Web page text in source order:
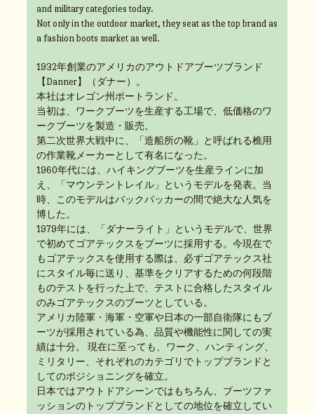
and military categories today.
Not only in the outdoor market, they seat as the top brand as
a fashion boots market as well.
1932年創業のアメリカのアウトドアブーツブランド
【Danner】（ダナー）。
本社はオレゴン州ポートランド。
当初は、ワークブーツを生産する工場で、低価格のワ
ークブーツを製造・販売。
第二次世界大戦中に、「造船所の靴」と呼ばれる樵用
の作業靴メーカーとして有名になった。
1960年代には、ハイキングブーツを生産ラインに加
え、「マウンテントレイル」というモデルを発表。当
時、このモデルはバックパッカーの間で絶大な人気を
博した。
1979年には、「ダナーライト」というモデルで、世界
で初めてゴアテックスをブーツに採用する。今現在で
もゴアテックスを使用する際は、必ずゴアテックス社
にスタイル毎に送り、基準をクリアするための何段階
ものテストを行った上で、テストに合格したスタイル
のみゴアテックスのブーツとしている。
アメリカ陸軍・海軍・空軍や日本の一部自衛隊にもブ
ーツが採用されている為、品質や機能性に関しての実
績は十分。 現在に至っても、ワーク、ハンティング、
ミリタリー、それぞれのカテゴリでトップブランドと
してのポジショニングを確立。
日本ではアウトドアシーンではもちろん、ブーツファ
ッションのトップブランドとしての地位を確立してい